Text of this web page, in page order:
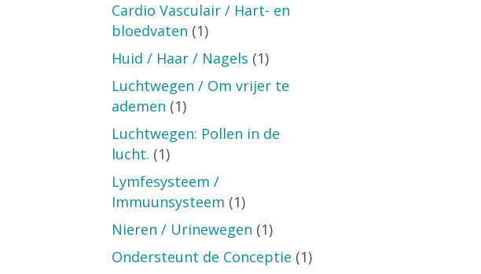
Cardio Vasculair / Hart- en
bloedvaten (1)
Huid / Haar / Nagels (1)
Luchtwegen / Om vrijer te
ademen (1)
Luchtwegen: Pollen in de
lucht. (1)
Lymfesysteem /
Immuunsysteem (1)
Nieren / Urinewegen (1)
Ondersteunt de Conceptie (1)